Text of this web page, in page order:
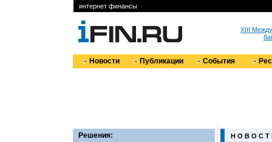
интернет финансы
XIII
Новости Публикации События
Решения:
Н О В О С Т